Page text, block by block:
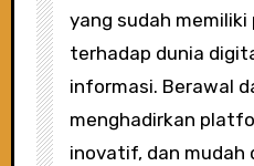
yang sudah memiliki
terhadap dunia
informasi. Berawal
menghadirkan
inovatif, dan mudah